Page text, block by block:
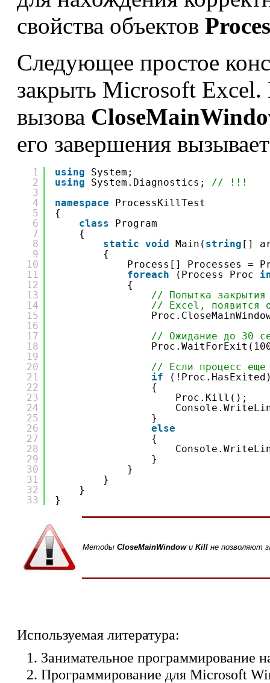
свойства объектов
Следующее простое
закрыть Microsoft Excel.
вызова
его завершения
1
2
3
4
5
6
7
8
9
10
11
12
13
14
15
16
17
18
19
20
21
22
23
24
25
26
27
28
29
30
31
32
33
using
System;
using
System.Diagnostics; // !!!
namespace
ProcessKillTest
{
class
Program
{
static void Main( string []
{
Process[] Processes =
foreach
(Process Proc
{
// Попытка закрытия
// Excel, появится
// Ожидание до 30
// Если процесс
if
{
Proc.Kill();
}
else
{
}
}
}
}
}
Методы CloseMainWindowи Kill не позволяют
Используемая литература:
Занимательное
Программирование для Microsoft